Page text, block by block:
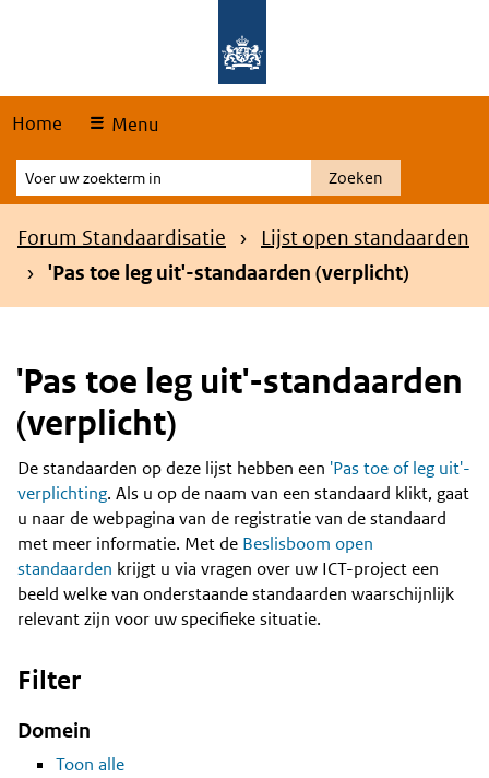
Home Menu
Voer
uw
zoekterm
Zoeken
Kruimelpad
Forum Standaardisatie
Lijst open standaarden
'Pas toe leg uit'-standaarden (verplicht)
'Pas toe leg uit'-standaarden
(verplicht)
Content
De standaarden op deze lijst hebben een 'Pas toe of leg uit'-
verplichting. Als u op de naam van een standaard klikt, gaat
u naar de webpagina van de registratie van de standaard
met meer informatie. Met de Beslisboom open
standaarden krijgt u via vragen over uw ICT-project een
beeld welke van onderstaande standaarden waarschijnlijk
relevant zijn voor uw specifieke situatie.
Filter
Domein
Toon alle